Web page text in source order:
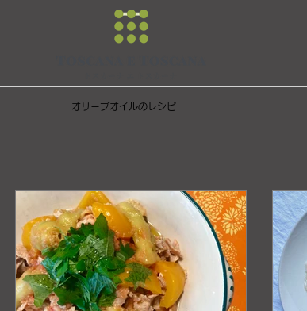
オリーブオイルのレシピ